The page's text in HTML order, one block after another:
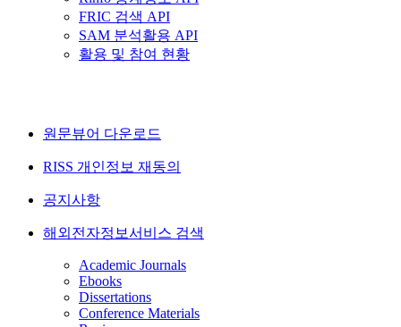
FRIC 검색 API
SAM 분석활용 API
활용 및 참여 현황
원문뷰어 다운로드
RISS 개인정보 재동의
공지사항
해외전자정보서비스 검색
Academic Journals
Ebooks
Dissertations
Conference Materials